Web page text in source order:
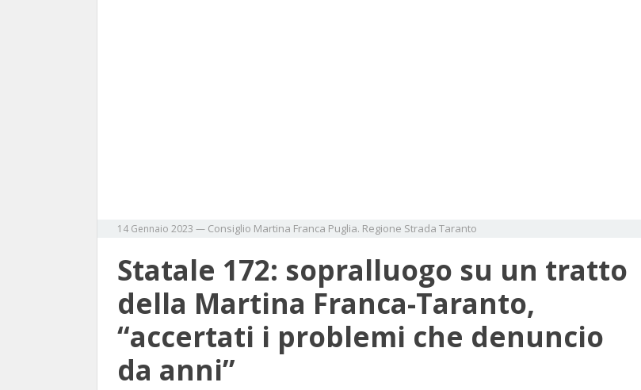
14 Gennaio 2023 — Consiglio Martina Franca Puglia. Regione Strada Taranto
Statale 172: sopralluogo su un tratto
della Martina Franca-Taranto,
“accertati i problemi che denuncio
da anni”